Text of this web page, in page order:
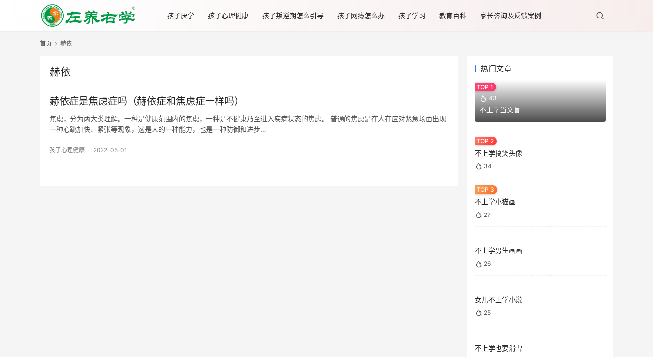
孩子厌学 孩子心理健康 孩子叛逆期怎么引导 孩子网瘾怎么办 孩子学习 教育百科 家长咨询及反馈案例
首页 赫依
赫依
赫依症是焦虑症吗（赫依症和焦虑症一样吗）
焦虑，分为两大类理解。一种是健康范围内的焦虑，一种是不健康乃至进入疾病状态的焦虑。 普通的焦虑是在人在应对紧急场面出现
一种心跳加快、紧张等现象，这是人的一种能力，也是一种防御和进步…
孩子心理健康 2022-05-01
热门文章
43
不上学当文盲
不上学搞笑头像
34
不上学小猫画
27
不上学男生画画
26
女儿不上学小说
25
不上学也要滑雪